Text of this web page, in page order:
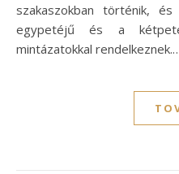
szakaszokban történik,
egypetéjű és a
mintázatokkal